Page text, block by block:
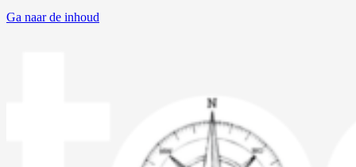
Ga naar de inhoud